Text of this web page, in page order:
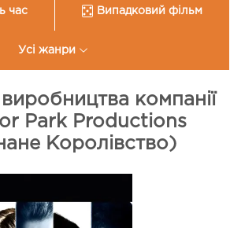
час Випадковий фільм
Усі жанри
компанії
Park Productions
Королівство)